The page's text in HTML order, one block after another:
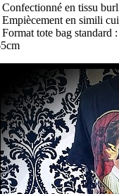
Confectionné en tissu
Empiècement en simili
Format tote bag